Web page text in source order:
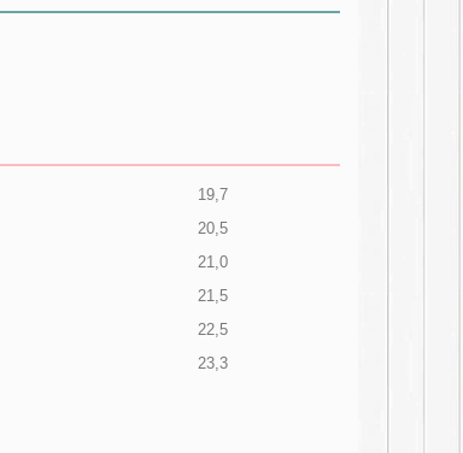
19,7
20,5
21,0
21,5
22,5
23,3